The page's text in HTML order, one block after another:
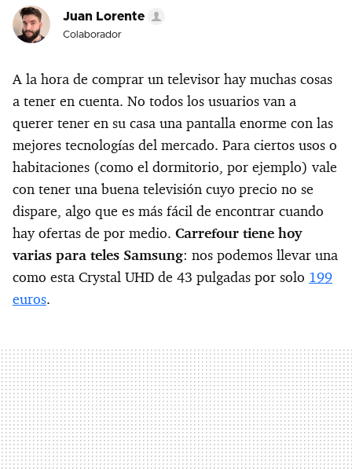
Juan Lorente
Colaborador
A la hora de comprar un televisor hay muchas cosas
a tener en cuenta. No todos los usuarios van a
querer tener en su casa una pantalla enorme con las
mejores tecnologías del mercado. Para ciertos usos o
habitaciones (como el dormitorio, por ejemplo) vale
con tener una buena televisión cuyo precio no se
dispare, algo que es más fácil de encontrar cuando
hay ofertas de por medio. Carrefour tiene hoy
varias para teles Samsung: nos podemos llevar una
como esta Crystal UHD de 43 pulgadas por solo 199
euros.